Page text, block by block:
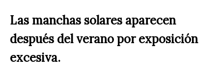
Las manchas solares aparecen
después del verano por exposición
excesiva.